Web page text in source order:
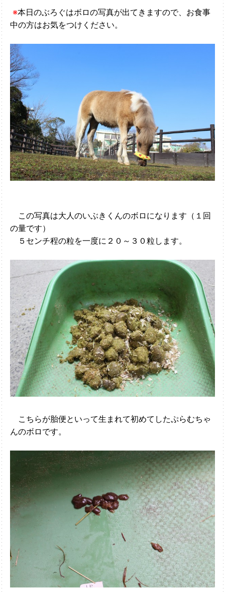
※本日のぶろぐはボロの写真が出てきますので、お食事
中の方はお気をつけください。
この写真は大人のいぶきくんのボロになります（１回
の量です）
５センチ程の粒を一度に２０～３０粒します。
こちらが胎便といって生まれて初めてしたぷらむちゃ
んのボロです。